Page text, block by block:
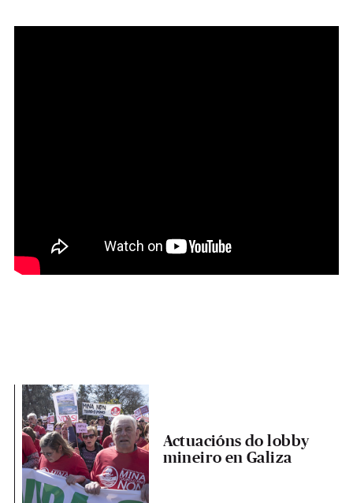
Actuacións do lobby
mineiro en Galiza